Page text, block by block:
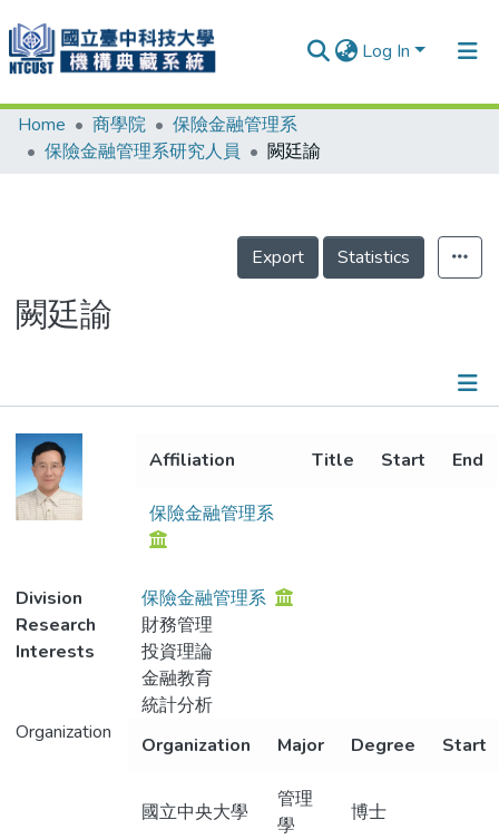
Log In
Communities & Collections
Organizations
Home 商學院
保險金融管理系
保險金融管理系研究人員
闕廷諭
Export Statistics
闕廷諭
Affiliation Title Start End
保險金融管理系
Division
保險金融管理系
Research
Interests
財務管理
投資理論
金融教育
統計分析
Organization
Organization Major Degree Start
國立中央大學
管理
學
博士